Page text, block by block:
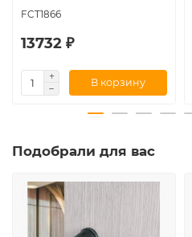
FCT1866
13732 ₽
В корзину
Подобрали для вас